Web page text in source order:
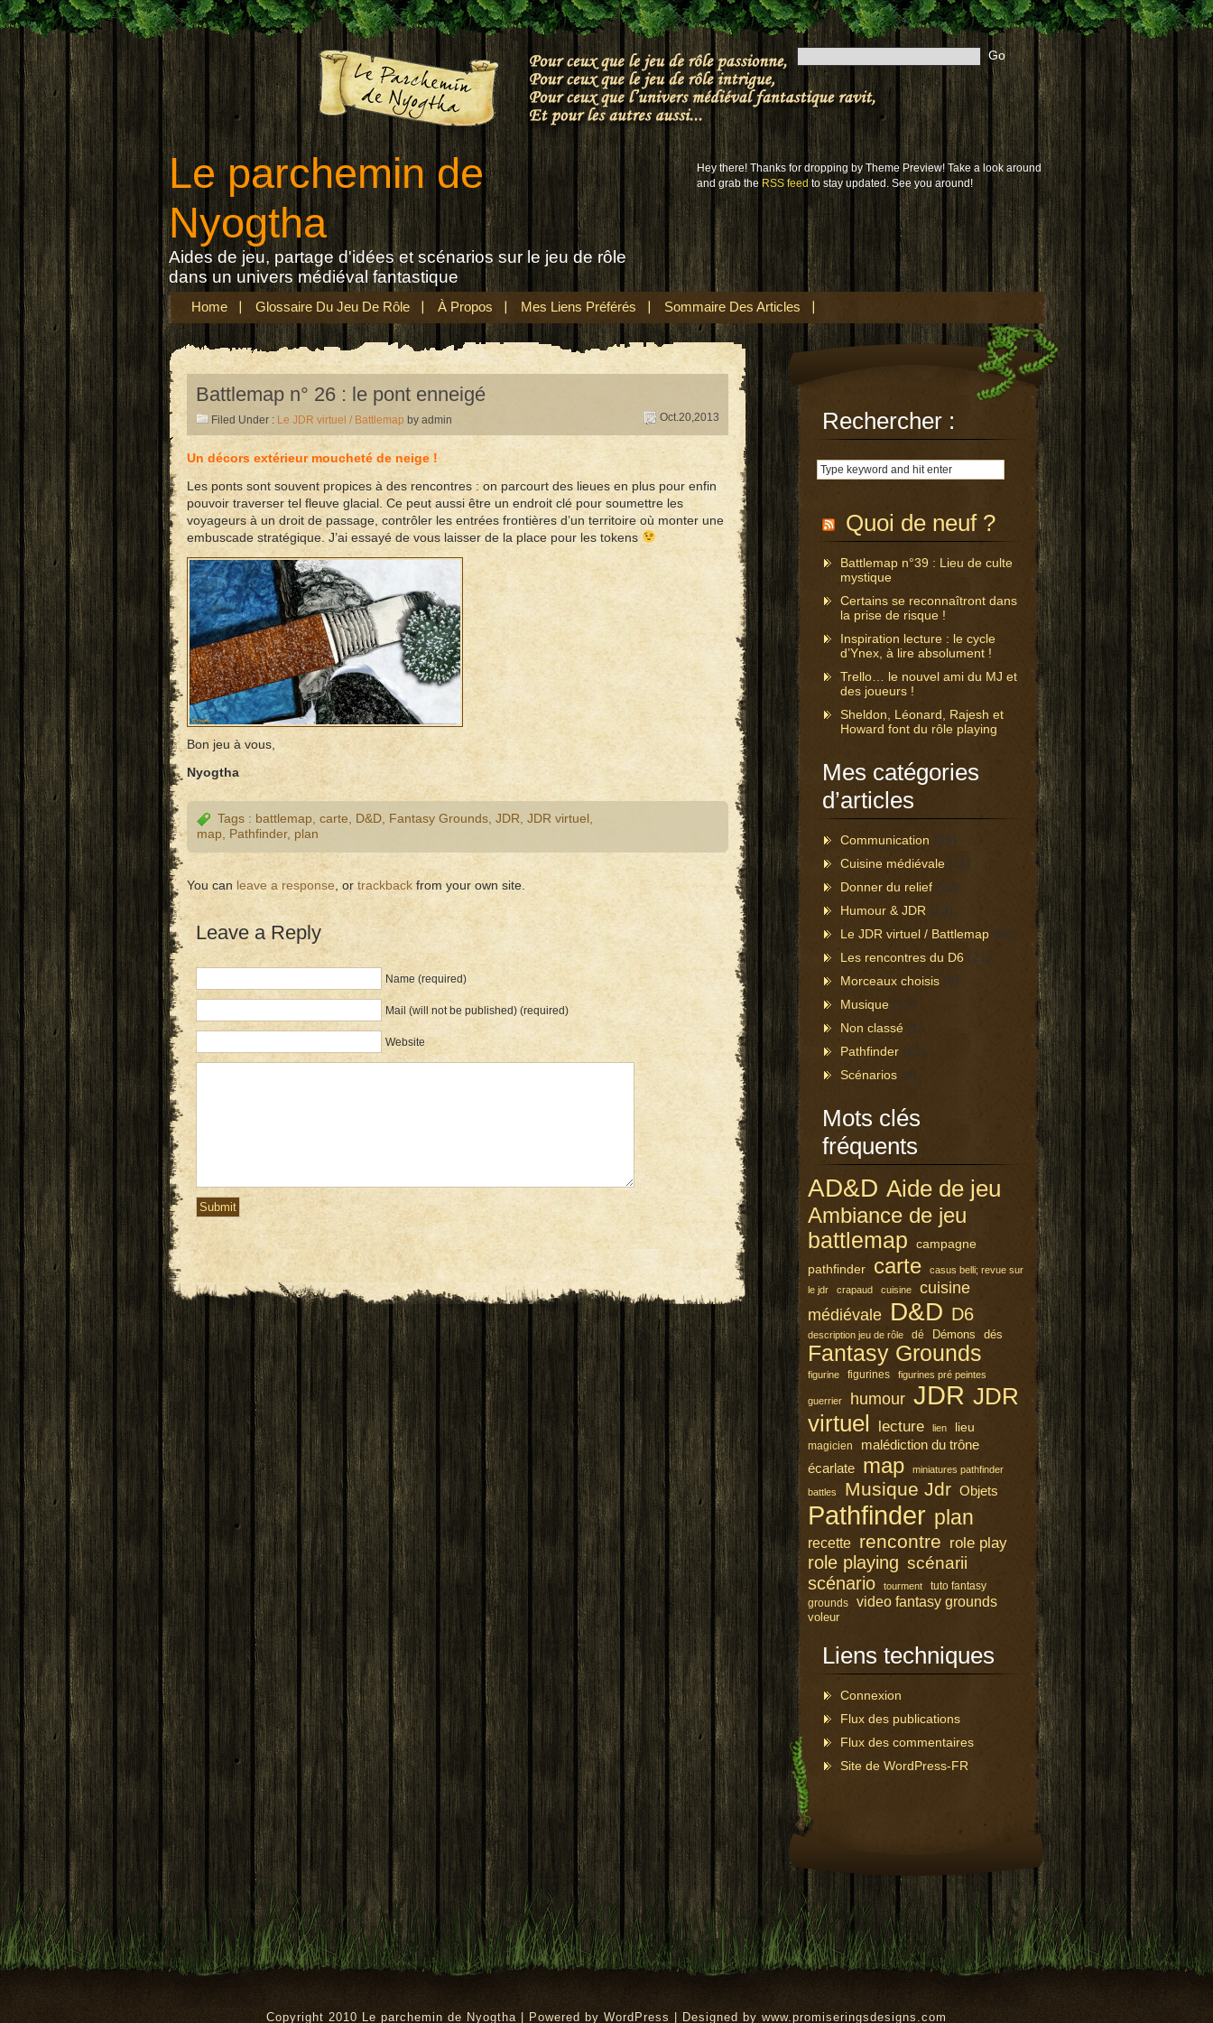
Le parchemin de
Nyogtha
Aides de jeu, partage d'idées et scénarios sur le jeu de rôle
dans un univers médiéval fantastique
Hey there! Thanks for dropping by Theme Preview! Take a look around
and grab the RSS feed to stay updated. See you around!
Home Glossaire Du Jeu De Rôle À Propos Mes Liens Préférés Sommaire Des Articles
Battlemap n° 26 : le pont enneigé
Filed Under : Le JDR virtuel / Battlemap by admin Oct.20,2013
Un décors extérieur moucheté de neige !
Les ponts sont souvent propices à des rencontres : on parcourt des lieues en plus pour enfin
pouvoir traverser tel fleuve glacial. Ce peut aussi être un endroit clé pour soumettre les
voyageurs à un droit de passage, contrôler les entrées frontières d’un territoire où monter une
embuscade stratégique. J’ai essayé de vous laisser de la place pour les tokens
Bon jeu à vous,
Nyogtha
Tags : battlemap carte D&D Fantasy Grounds JDR JDR virtuel
map
Pathfinder, plan
You can leave a response , or trackback from your own site.
Leave a Reply
Name (required)
Mail (will not be published) (required)
Website
Rechercher :
Quoi de neuf ?
Battlemap n°39 : Lieu de culte
mystique
Certains se reconnaîtront dans
la prise de risque !
Inspiration lecture : le cycle
d’Ynex, à lire absolument !
Trello… le nouvel ami du MJ et
des joueurs !
Sheldon, Léonard, Rajesh et
Howard font du rôle playing
Mes catégories
d’articles
Communication (35)
Cuisine médiévale (11)
Donner du relief (20)
Humour & JDR (13)
Le JDR virtuel / Battlemap (52)
Les rencontres du D6 (21)
Morceaux choisis (9)
Musique (17)
Non classé (1)
Pathfinder (21)
Scénarios (4)
Mots clés
fréquents
AD&D Aide de jeu
Ambiance de jeu
battlemap
campagne
pathfinder
carte
casus belli; revue sur
le jdr
crapaud cuisine
cuisine
médiévale D&D D6
description jeu de rôle dé Démons dés
Fantasy Grounds
figurine figurines figurines pré peintes
guerrier humour JDR JDR
virtuel
lecture lien lieu
magicien
malédiction du trône
écarlate map miniatures pathfinder
battles Musique Jdr Objets
Pathfinder plan
recette rencontre role play
role playing scénarii
scénario tourment
tuto fantasy
grounds
video fantasy grounds
voleur
Liens techniques
Connexion
Flux des publications
Flux des commentaires
Site de WordPress-FR
Copyright 2010 Le parchemin de Nyogtha | Powered by WordPress | Designed by www.promiseringsdesigns.com